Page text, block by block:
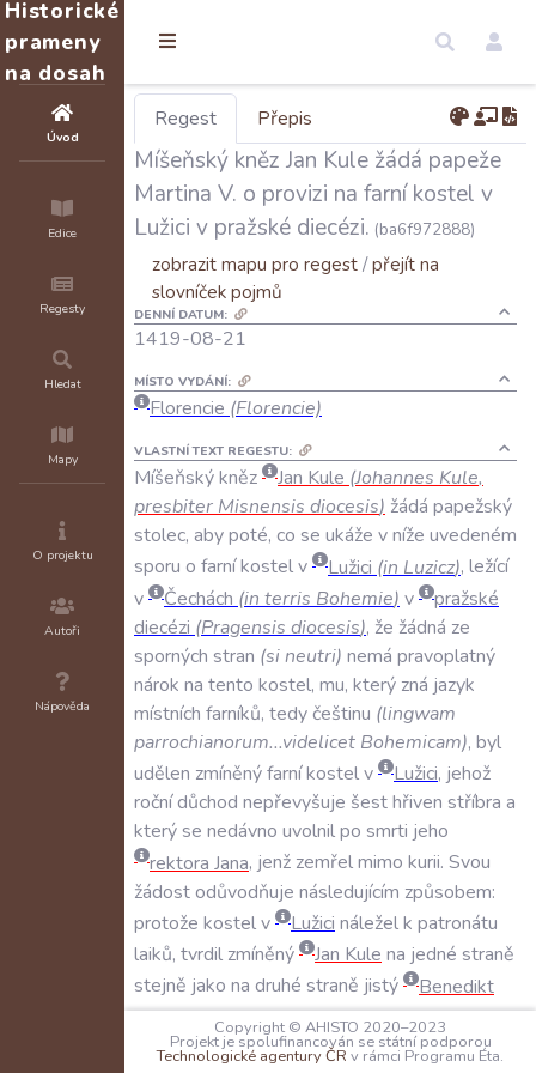
Historické
prameny
na dosah
Úvod
Edice
Regesty
Hledat
Mapy
O projektu
Autoři
Nápověda
Regest Přepis
Míšeňský kněz Jan Kule žádá papeže
Martina V. o provizi na farní kostel v
Lužici v pražské diecézi. (ba6f972888)
zobrazit mapu pro regest/přejít na
slovníček pojmů
DENNÍ DATUM:
1419-08-21
MÍSTO VYDÁNÍ:
Florencie (Florencie)
VLASTNÍ TEXT REGESTU:
Míšeňskýkněz Jan Kule (Johannes Kule,
presbiter Misnensis diocesis) žádá papežský
stolec, abypoté, co se ukáže vníže uvedeném
sporu o farníkostelv Lužici (in Luzicz), ležící
v
Čechách (in terris Bohemie) v
pražské
diecézi (Pragensis diocesis), že žádná ze
sporných stran (sineutri) nemá pravoplatný
nárok na tento kostel, mu, který zná jazyk
místních farníků, tedyčeštinu (lingwam
parrochianorum...videlicet Bohemicam), byl
udělen zmíněnýfarníkostelv Lužici, jehož
ročnídůchod nepřevyšuje šesthřiven stříbra a
kterýse nedávno uvolnilpo smrti jeho
rektora Jana, jenž zemřelmimo kurii. Svou
žádostodůvodňuje následujícím způsobem:
protože kostelv Lužici náleželk patronátu
laiků, tvrdil zmíněný Jan Kule na jedné straně
stejně jako na druhé straně jistý
Benedikt
řečenýLazarus(BenedictusaliasLazarus),
klerikpražskédiecéze,žejim bylkostel
Copyright © AHISTO 2020–2023
Projekt je spolufinancován se státní podporou
Technologické agentury ČR v rámci Programu Éta.